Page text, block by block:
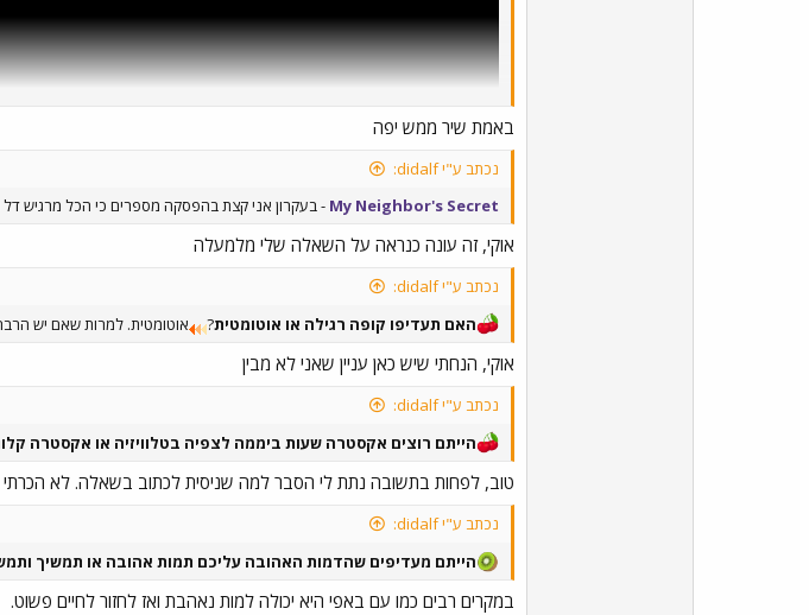
באמת שיר ממש יפה
נכתב ע"י didalf:
My Neighbor's Secret - בעקרון אני קצת בהפסקה מספרים כי הכל מרגיש
אוקי, זה עונה כנראה על השאלה שלי מלמעלה
נכתב ע"י didalf:
האם תעדיפו קופה רגילה או אוטומטית? אוטומטית. למרות שאם יש
אוקי, הנחתי שיש כאן עניין שאני לא מבין
נכתב ע"י didalf:
הייתם רוצים אקסטרה שעות ביממה לצפיה בטלוויזיה או אקסטרה
טוב, לפחות בתשובה נתת לי הסבר למה שניסית לכתוב בשאלה. לא הכרתי
נכתב ע"י didalf:
הייתם מעדיפים שהדמות האהובה עליכם תמות אהובה או תמשיך
במקרים רבים כמו עם באפי היא יכולה למות נאהבת ואז לחזור לחיים פשוט.